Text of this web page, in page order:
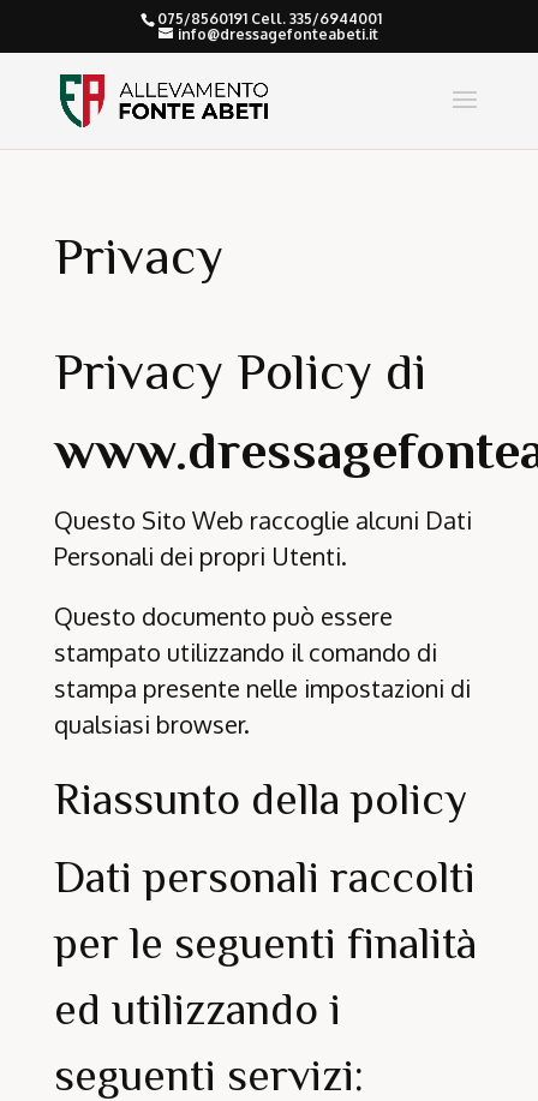
075/8560191 Cell. 335/6944001
info@dressagefonteabeti.it
Privacy
Privacy Policy di
Questo Sito Web raccoglie alcuni Dati
Personali dei propri Utenti.
Questo documento può essere
stampato utilizzando il comando di
stampa presente nelle impostazioni di
qualsiasi browser.
Riassunto della policy
Dati personali raccolti
per le seguenti finalità
ed utilizzando i
seguenti servizi: